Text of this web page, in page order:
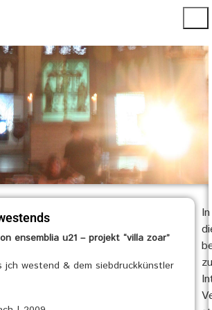
ensemblia u21 – projekt “villa zoar”
jch westend & dem siebdruckkünstler